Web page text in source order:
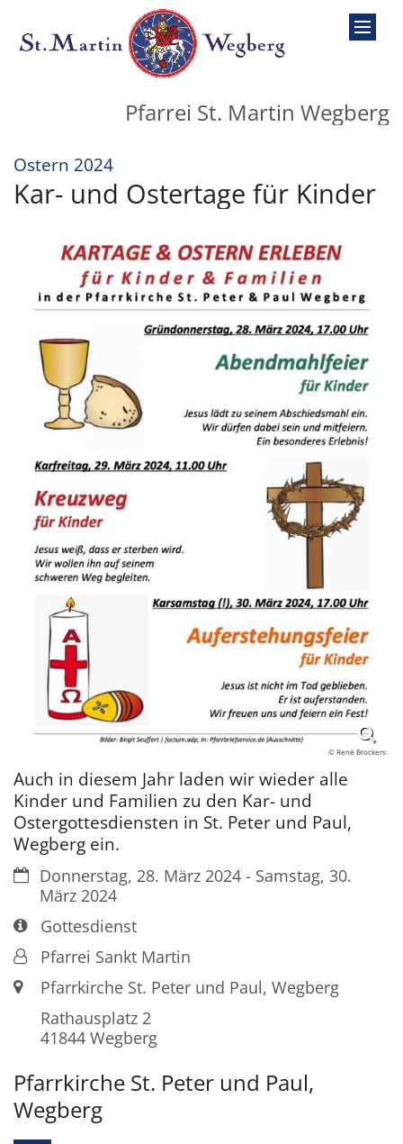
Zum Inhalt springen
Pfarrei St. Martin Wegberg
Ostern 2024:
Kar- und Ostertage für Kinder
© René Brockers
Auch in diesem Jahr laden wir wieder alle
Kinder und Familien zu den Kar- und
Ostergottesdiensten in St. Peter und Paul,
Wegberg ein.
Datum:Donnerstag, 28. März 2024 - Samstag, 30.
März 2024
Art bzw. Nummer:
Gottesdienst
Von:Pfarrei Sankt Martin
Ort: Pfarrkirche St. Peter und Paul, Wegberg
Rathausplatz 2
41844 Wegberg
Pfarrkirche St. Peter und Paul,
Wegberg